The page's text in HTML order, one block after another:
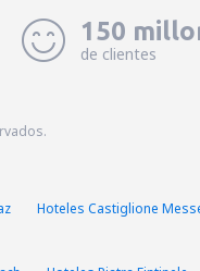
150
de clientes
Hoteles Castiglione